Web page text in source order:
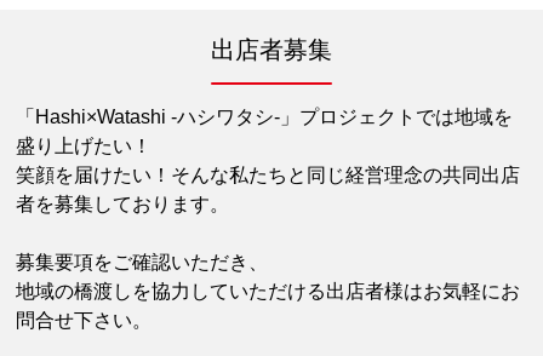
出店者募集
「Hashi×Watashi -ハシワタシ-」プロジェクトでは地域を
盛り上げたい！
笑顔を届けたい！そんな私たちと同じ経営理念の共同出店
者を募集しております。
募集要項をご確認いただき、
地域の橋渡しを協力していただける出店者様はお気軽にお
問合せ下さい。